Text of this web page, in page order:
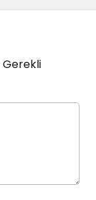
Gerekli